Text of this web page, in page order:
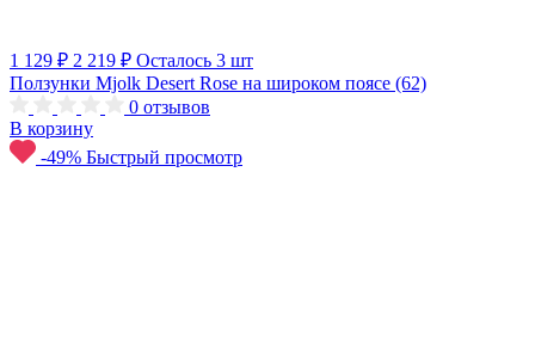
1 129 ₽ 2 219 ₽ Осталось 3 шт
Ползунки Mjolk Desert Rose на широком поясе (62)
0 отзывов
В корзину
-49% Быстрый просмотр